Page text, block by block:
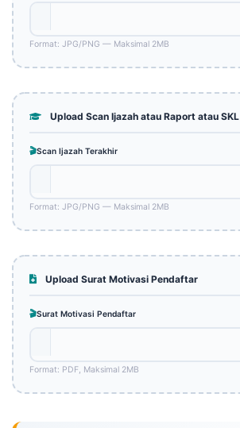
Format: JPG/PNG — Maksimal 2MB
Upload Scan Ijazah atau Raport atau SKL
Scan Ijazah Terakhir
Format: JPG/PNG — Maksimal 2MB
Upload Surat Motivasi Pendaftar
Surat Motivasi Pendaftar
Format: PDF, Maksimal 2MB